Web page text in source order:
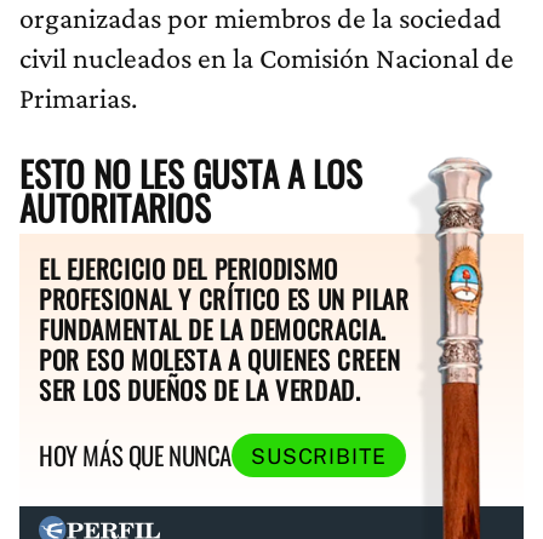
organizadas por miembros de la sociedad
civil nucleados en la Comisión Nacional de
Primarias.
ESTO NO LES GUSTA A LOS
AUTORITARIOS
EL EJERCICIO DEL PERIODISMO
PROFESIONAL Y CRÍTICO ES UN PILAR
FUNDAMENTAL DE LA DEMOCRACIA.
POR ESO MOLESTA A QUIENES CREEN
SER LOS DUEÑOS DE LA VERDAD.
HOY MÁS QUE NUNCA
SUSCRIBITE